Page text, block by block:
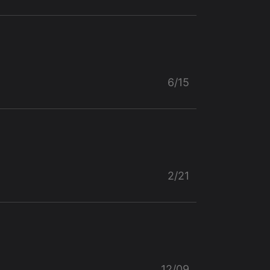
6/15
2/21